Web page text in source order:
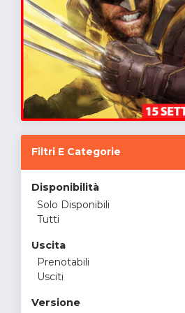
Filtri E Categorie
Disponibilità
Solo Disponibili
Tutti
Uscita
Prenotabili
Usciti
Versione